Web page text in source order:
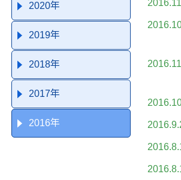
2020年
2019年
2018年
2017年
2016年